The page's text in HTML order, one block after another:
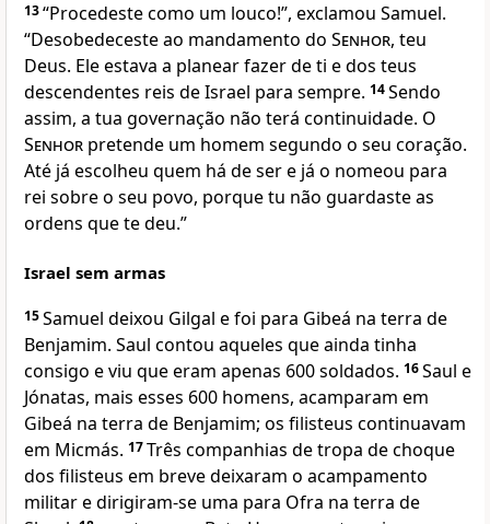
13“Procedeste como um louco!”, exclamou Samuel.
“Desobedeceste ao mandamento do Senhor, teu
Deus. Ele estava a planear fazer de ti e dos teus
descendentes reis de Israel para sempre. 14Sendo
assim, a tua governação não terá continuidade. O
Senhor pretende um homem segundo o seu coração.
Até já escolheu quem há de ser e já o nomeou para
rei sobre o seu povo, porque tu não guardaste as
ordens que te deu.”
Israel sem armas
15Samuel deixou Gilgal e foi para Gibeá na terra de
Benjamim. Saul contou aqueles que ainda tinha
consigo e viu que eram apenas 600 soldados. 16Saul e
Jónatas, mais esses 600 homens, acamparam em
Gibeá na terra de Benjamim; os filisteus continuavam
em Micmás. 17Três companhias de tropa de choque
dos filisteus em breve deixaram o acampamento
militar e dirigiram-se uma para Ofra na terra de